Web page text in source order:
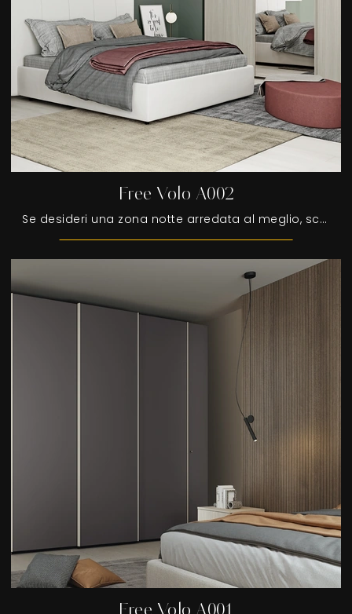
Free Volo A002
Se desideri una zona notte arredata al meglio, scegli l'armadio Free Volo A002 con ante scorrevoli di Colombini Casa!
Free Volo A001